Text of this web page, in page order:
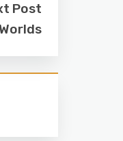
Post